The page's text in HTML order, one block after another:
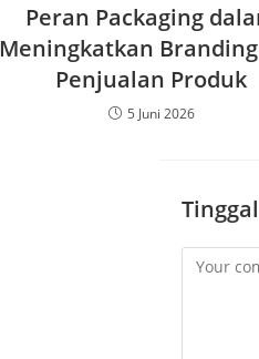
Peran Packaging
Meningkatkan
Penjualan Produk
5 Juni 2026